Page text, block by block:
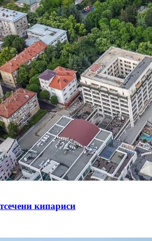
кипариси